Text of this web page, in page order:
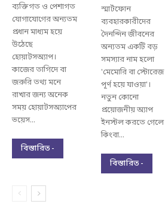
ব্যক্তিগত ও পেশাগত
যোগাযোগের অন্যতম
প্রধান মাধ্যম হয়ে
উঠেছে
হোয়াটসঅ্যাপ।
কাজের তাগিদে বা
জরুরি তথ্য মনে
রাখার জন্য অনেক
সময় হোয়াটসঅ্যাপের
ভয়েস...
বিস্তারিত -
স্মার্টফোন
ব্যবহারকারীদের
দৈনন্দিন জীবনের
অন্যতম একটি বড়
সমস্যার নাম হলো
'মেমোরি বা স্টোরেজ
পূর্ণ হয়ে যাওয়া'।
নতুন কোনো
প্রয়োজনীয় অ্যাপ
ইনস্টল করতে গেলে
কিংবা...
বিস্তারিত -